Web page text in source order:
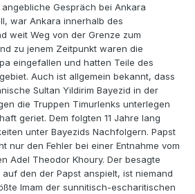
angebliche Gespräch bei Ankara
war Ankara innerhalb des
weit Weg von der Grenze zum
zu jenem Zeitpunkt waren die
eingefallen und hatten Teile des
Auch ist allgemein bekannt, dass
Sultan Yildirim Bayezid in der
die Truppen Timurlenks unterlegen
geriet. Dem folgten 11 Jahre lang
unter Bayezids Nachfolgern. Papst
nur den Fehler bei einer Entnahme vom
Adel Theodor Khoury. Der besagte
den der Papst anspielt, ist niemand
Imam der sunnitisch-escharitischen